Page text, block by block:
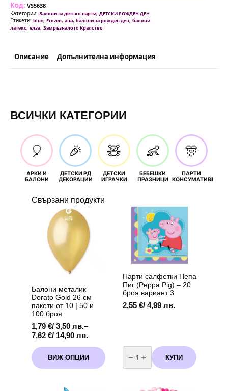
Кралство"
(Frozen)
-
10
броя
Код: VS5638
Категории: Балони за детско парти, ДЕТСКИ РОЖДЕН ДЕН
Етикети: blue, Frozen, ана, балони за рожден ден, балони
латекс, елза, Замръзналото Кралство
Описание Допълнителна информация
ВСИЧКИ КАТЕГОРИИ
🎈
АРКИ И
БАЛОНИ
🎉
ДЕТСКИ РД
ДЕКОРАЦИИ
🧸
ДЕТСКИ
ИГРАЧКИ
👶
БЕБЕШКИ
ПРАЗНИЦИ
🎊
ПАРТИ
КОНСУМАТИВИ
Свързани продукти
Балони металик
Dorato Gold 26 см –
пакети от 10 | 50 и
100 броя
1,79 €/ 3,50 лв.–
7,62 €/ 14,90 лв.
Price
1,79 €
/
3,50 лв.
ВИЖ ОПЦИИ
This
product
has
Парти салфетки Пепа
Пиг (Peppa Pig) – 20
броя вариант 3
2,55 €/ 4,99 лв.
количество
за
Парти
салфетки
(Peppa
КУПИ